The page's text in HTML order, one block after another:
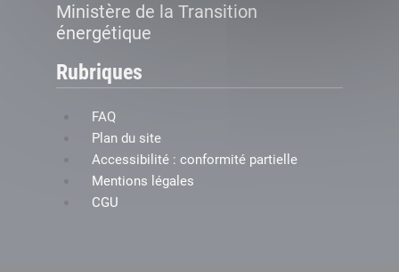
Ministère de la Transition
énergétique
Rubriques
FAQ
Plan du site
Accessibilité : conformité partielle
Mentions légales
CGU